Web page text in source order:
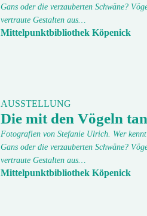
Gans oder die verzauberten Schwäne?
vertraute Gestalten aus…
Mittelpunktbibliothek Köpenick
AUSSTELLUNG
Die mit den Vögeln
Fotografien von Stefanie Ulrich. Wer
Gans oder die verzauberten Schwäne?
vertraute Gestalten aus…
Mittelpunktbibliothek Köpenick